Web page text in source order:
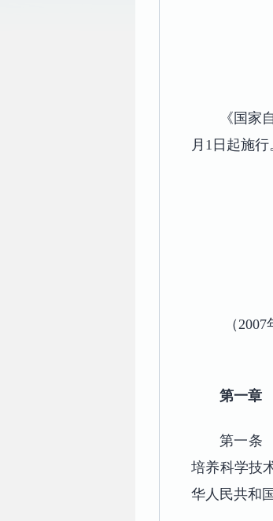
《国家
月1日起施行
（
第一章
第一条
培养科学技
华人民共和